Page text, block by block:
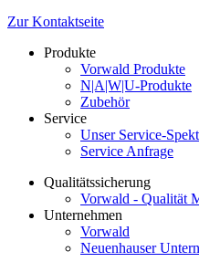
Zur Kontaktseite
Produkte
Vorwald Produkte
N|A|W|U-Produkte
Zubehör
Service
Unser Service-
Service Anfrage
Qualitätssicherung
Vorwald - Qualität
Unternehmen
Vorwald
Neuenhauser